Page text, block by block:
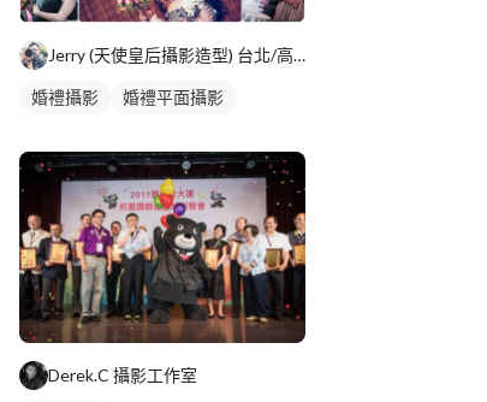
Jerry (天使皇后攝影造型) 台北/高雄
婚禮攝影 婚禮平面攝影
Derek.C 攝影工作室